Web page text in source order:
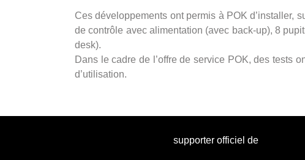
Ces développements ont permis à POK d’installer,
de contrôle avec alimentation (avec back-up), 8
desk).
Dans le cadre de l’offre de service POK, des tests
d’utilisation.
supporter officiel de